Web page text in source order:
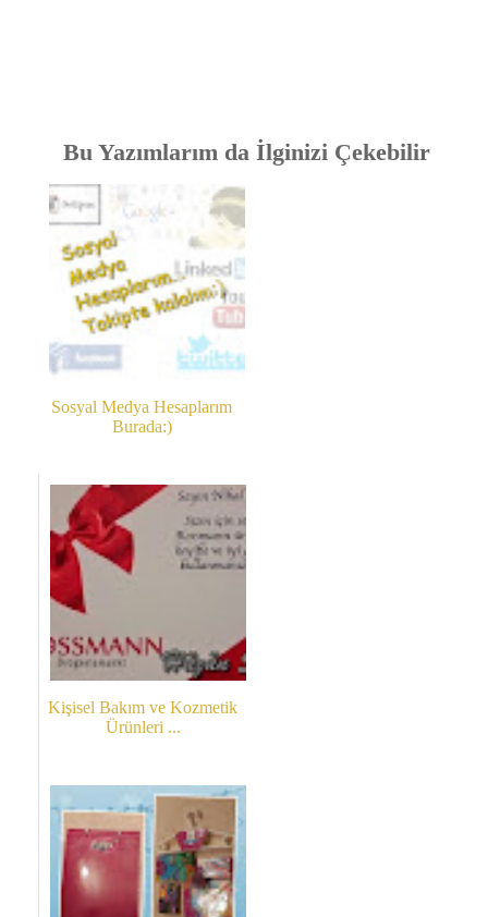
Bu Yazımlarım da İlginizi Çekebilir
Sosyal Medya Hesaplarım
Burada:)
Kişisel Bakım ve Kozmetik
Ürünleri ...